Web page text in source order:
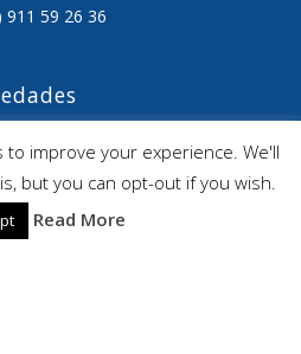
911 59 26 36
trimestre 2026
una nueva edición de
improve your experience. We'll
but you can opt-out if you wish.
Read More